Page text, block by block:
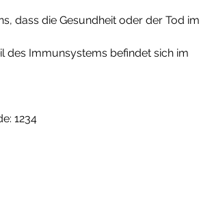
dass die Gesundheit oder der Tod im
des Immunsystems befindet sich im
1234